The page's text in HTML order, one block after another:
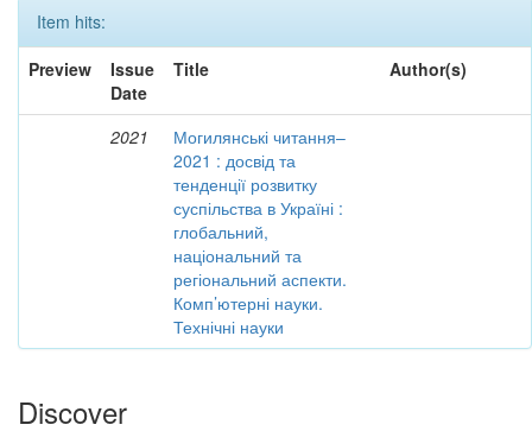
Item hits:
Preview
Issue
Date
Title Author(s)
2021
Могилянські читання–
2021 : досвід та
тенденції розвитку
суспільства в Україні :
глобальний,
національний та
регіональний аспекти.
Комп’ютерні науки.
Технічні науки
Discover